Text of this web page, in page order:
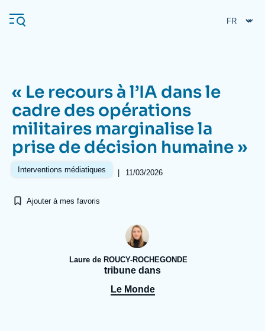
au
contenu
Navigation
principale
L'Ifri
Analyses
Se connecter
« Le recours à l’IA dans le
cadre des opérations
militaires marginalise la
prise de décision humaine »
Interventions médiatiques | 11/03/2026
Ajouter à mes favoris
Laure de ROUCY-ROCHEGONDE
tribune dans
Le Monde